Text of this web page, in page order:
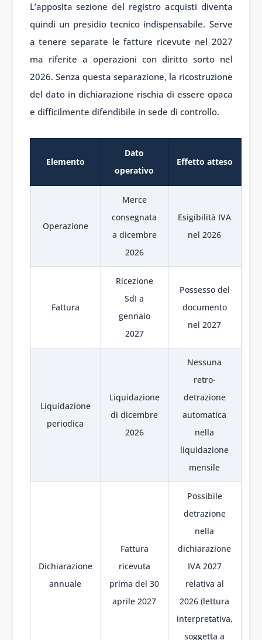
L’apposita sezione del registro acquisti diventa
quindi un presidio tecnico indispensabile. Serve
a tenere separate le fatture ricevute nel 2027
ma riferite a operazioni con diritto sorto nel
2026. Senza questa separazione, la ricostruzione
del dato in dichiarazione rischia di essere opaca
e difficilmente difendibile in sede di controllo.
Elemento
Dato
operativo
Effetto atteso
Operazione
Merce
consegnata
a dicembre
2026
Esigibilità IVA
nel 2026
Fattura
Ricezione
SdI a
gennaio
2027
Possesso del
documento
nel 2027
Liquidazione
periodica
Liquidazione
di dicembre
2026
Nessuna
retro-
detrazione
automatica
nella
liquidazione
mensile
Dichiarazione
annuale
Fattura
ricevuta
prima del 30
aprile 2027
Possibile
detrazione
nella
dichiarazione
IVA 2027
relativa al
2026 (lettura
interpretativa,
soggetta a